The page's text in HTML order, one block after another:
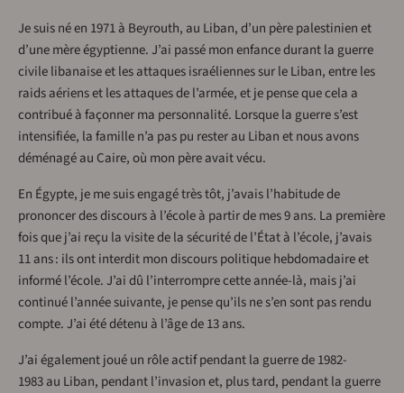
Je suis né en 1971 à Beyrouth, au Liban, d’un père palestinien et
d’une mère égyptienne. J’ai passé mon enfance durant la guerre
civile libanaise et les attaques israéliennes sur le Liban, entre les
raids aériens et les attaques de l’armée, et je pense que cela a
contribué à façonner ma personnalité. Lorsque la guerre s’est
intensifiée, la famille n’a pas pu rester au Liban et nous avons
déménagé au Caire, où mon père avait vécu.
En Égypte, je me suis engagé très tôt, j’avais l’habitude de
prononcer des discours à l’école à partir de mes 9 ans. La première
fois que j’ai reçu la visite de la sécurité de l’État à l’école, j’avais
11 ans : ils ont interdit mon discours politique hebdomadaire et
informé l’école. J’ai dû l’interrompre cette année-là, mais j’ai
continué l’année suivante, je pense qu’ils ne s’en sont pas rendu
compte. J’ai été détenu à l’âge de 13 ans.
J’ai également joué un rôle actif pendant la guerre de 1982-
1983 au Liban, pendant l’invasion et, plus tard, pendant la guerre